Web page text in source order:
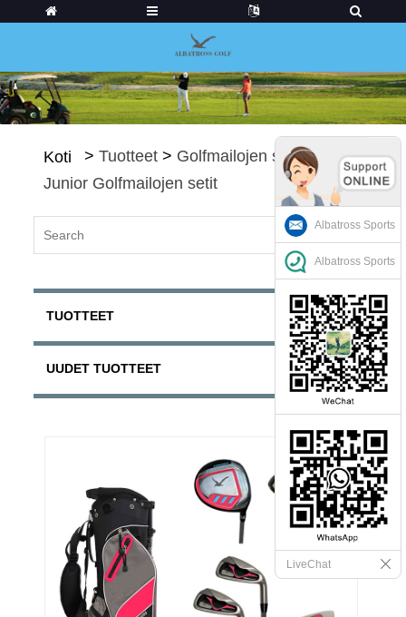
Koti > Tuotteet > Golfmailojen setit>
Junior Golfmailojen setit
TUOTTEET
UUDET TUOTTEET
Albatross Sports
Albatross Sports
LiveChat